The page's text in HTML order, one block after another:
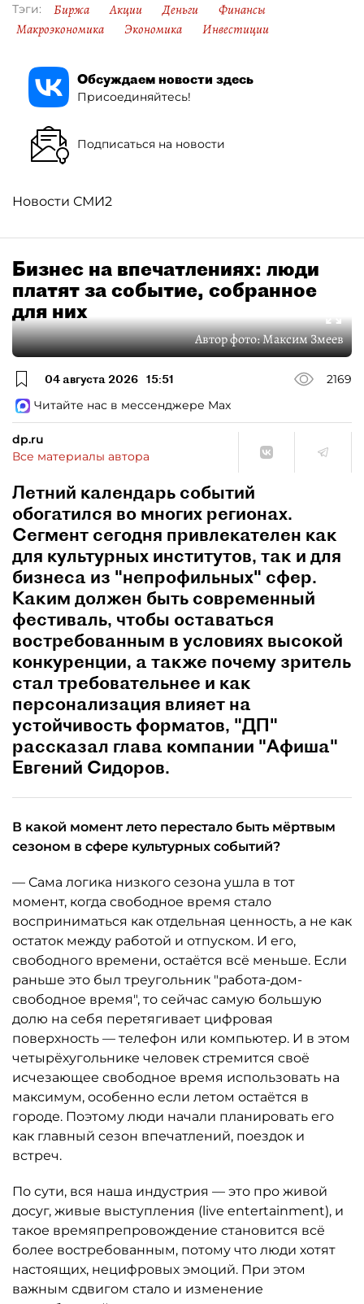
Тэги: Биржа Акции Деньги
Финансы
Макроэкономика
Экономика Инвестиции
Обсуждаем новости здесь
Присоединяйтесь!
Подписаться на новости
Новости СМИ2
Бизнес на впечатлениях: люди
платят за событие, собранное
для них
Автор фото:Максим Змеев
04 августа 2026 15:51
2169
Читайте нас в мессенджере Max
dp.ru
Все материалы автора
Летний календарь событий
обогатился во многих регионах.
Сегмент сегодня привлекателен как
для культурных институтов, так и для
бизнеса из "непрофильных" сфер.
Каким должен быть современный
фестиваль, чтобы оставаться
востребованным в условиях высокой
конкуренции, а также почему зритель
стал требовательнее и как
персонализация влияет на
устойчивость форматов, "ДП"
рассказал глава компании "Афиша"
Евгений Сидоров.
В какой момент лето перестало быть мёртвым
сезоном в сфере культурных событий?
— Сама логика низкого сезона ушла в тот
момент, когда свободное время стало
восприниматься как отдельная ценность, а не как
остаток между работой и отпуском. И его,
свободного времени, остаётся всё меньше. Если
раньше это был треугольник "работа-дом-
свободное время", то сейчас самую большую
долю на себя перетягивает цифровая
поверхность — телефон или компьютер. И в этом
четырёхугольнике человек стремится своё
исчезающее свободное время использовать на
максимум, особенно если летом остаётся в
городе. Поэтому люди начали планировать его
как главный сезон впечатлений, поездок и
встреч.
По сути, вся наша индустрия — это про живой
досуг, живые выступления (live entertainment), и
такое времяпрепровождение становится всё
более востребованным, потому что люди хотят
настоящих, нецифровых эмоций. При этом
важным сдвигом стало и изменение